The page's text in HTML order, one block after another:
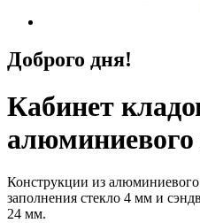
Доброго дня!
Кабинет
Конструкции из
заполнения стекло 4 мм и
24 мм.